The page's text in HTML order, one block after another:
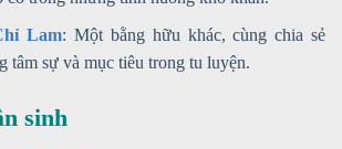
Lam: Một bằng hữu khác, cùng chia sẻ
tâm sự và mục tiêu trong tu luyện.
sinh